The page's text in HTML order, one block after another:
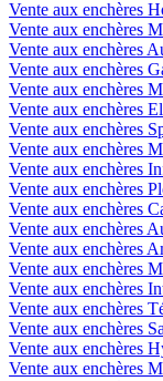
Vente aux enchères
Vente aux enchères
Vente aux enchères
Vente aux enchères
Vente aux enchères
Vente aux enchères
Vente aux enchères
Vente aux enchères
Vente aux enchères
Vente aux enchères
Vente aux enchères
Vente aux enchères
Vente aux enchères
Vente aux enchères
Vente aux enchères
Vente aux enchères
Vente aux enchères
Vente aux enchères
Vente aux enchères